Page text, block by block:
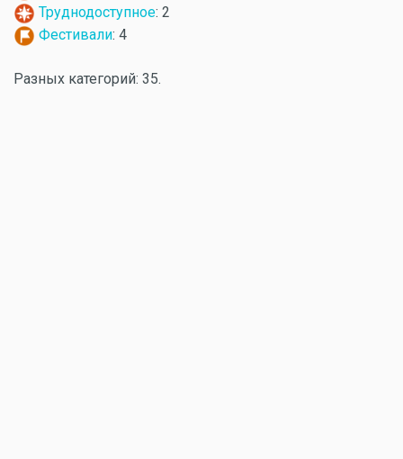
Труднодоступное: 2
Фестивали: 4
Разных категорий: 35.